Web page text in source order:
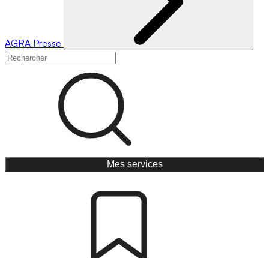
AGRA Presse
Mes services